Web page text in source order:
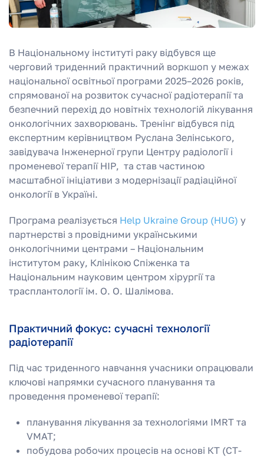
В Національному інституті раку відбувся ще
черговий триденний практичний воркшоп у межах
національної освітньої програми 2025–2026 років,
спрямованої на розвиток сучасної радіотерапії та
безпечний перехід до новітніх технологій лікування
онкологічних захворювань. Тренінг відбувся під
експертним керівництвом Руслана Зелінського,
завідувача Інженерної групи Центру радіології і
променевої терапії НІР, та став частиною
масштабної ініціативи з модернізації радіаційної
онкології в Україні.
Програма реалізується Help Ukraine Group (HUG) у
партнерстві з провідними українськими
онкологічними центрами – Національним
інститутом раку, Клінікою Спіженка та
Національним науковим центром хірургії та
трасплантології ім. О. О. Шалімова.
Практичний фокус: сучасні технології
радіотерапії
Під час триденного навчання учасники опрацювали
ключові напрямки сучасного планування та
проведення променевої терапії:
планування лікування за технологіями IMRT та
VMAT;
побудова робочих процесів на основі КТ (CT-